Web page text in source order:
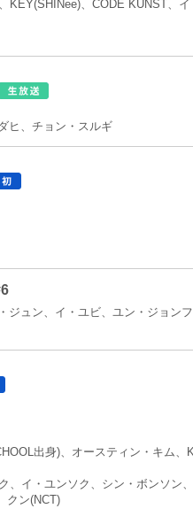
KEY(SHINee)、CODE KUNST、
ヒ、チョン・スルギ
ジュン、イ・ユビ、ユン・ジョン
出身)、オースティン・キム、
、イ・ユンソク、シン・ボンソン
クン(NCT)